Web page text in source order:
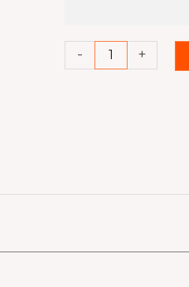
-
impacta
16/68/68i
+